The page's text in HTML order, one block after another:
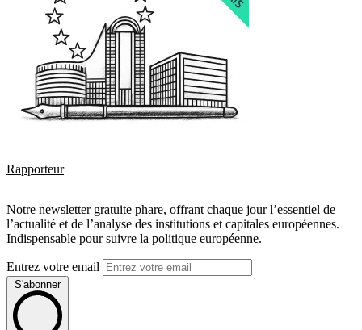
Rapporteur
Notre newsletter gratuite phare, offrant chaque jour l’essentiel de
l’actualité et de l’analyse des institutions et capitales européennes.
Indispensable pour suivre la politique européenne.
Entrez votre email
S'abonner